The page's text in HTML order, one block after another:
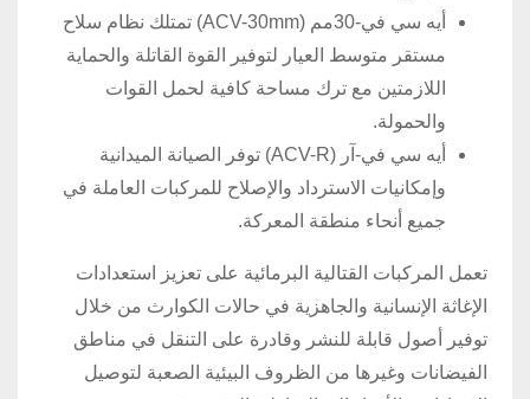
أيه سي في-30مم (ACV-30mm) تمتلك نظام سلاح
مستقر متوسط العيار لتوفير القوة القاتلة والحماية
اللازمتين مع ترك مساحة كافية لحمل القوات
والحمولة.
أيه سي في-آر (ACV-R) توفر الصيانة الميدانية
وإمكانيات الاسترداد والإصلاح للمركبات العاملة في
جميع أنحاء منطقة المعركة.
تعمل المركبات القتالية البرمائية على تعزيز استعدادات
الإغاثة الإنسانية والجاهزية في حالات الكوارث من خلال
توفير أصول قابلة للنشر وقادرة على التنقل في مناطق
الفيضانات وغيرها من الظروف البيئية الصعبة لتوصيل